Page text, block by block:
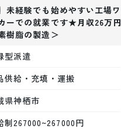
未経験でも始めやすい工場ワ
ーでの就業です★月収26万円
樹脂の製造＞
型派遣
供給・充填・運搬
県神栖市
制267000~267000円